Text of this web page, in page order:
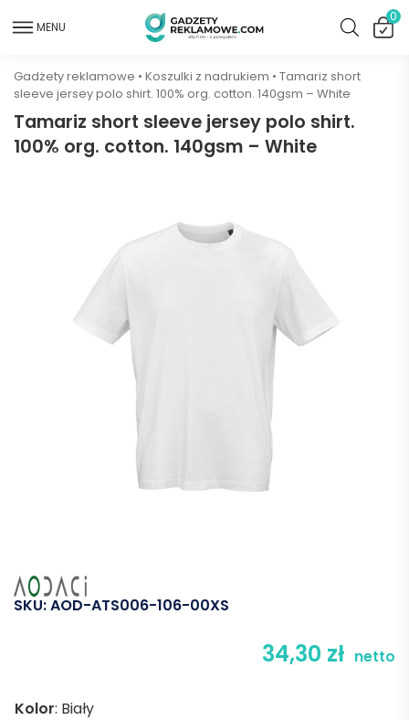
MENU
0
Gadżety reklamowe • Koszulki z nadrukiem • Tamariz short
sleeve jersey polo shirt. 100% org. cotton. 140gsm – White
Tamariz short sleeve jersey polo shirt.
100% org. cotton. 140gsm – White
SKU:AOD-ATS006-106-00XS
34,30 zł netto
Kolor: Biały